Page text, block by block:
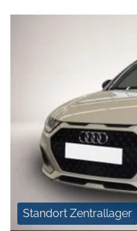
Standort Zentrallager